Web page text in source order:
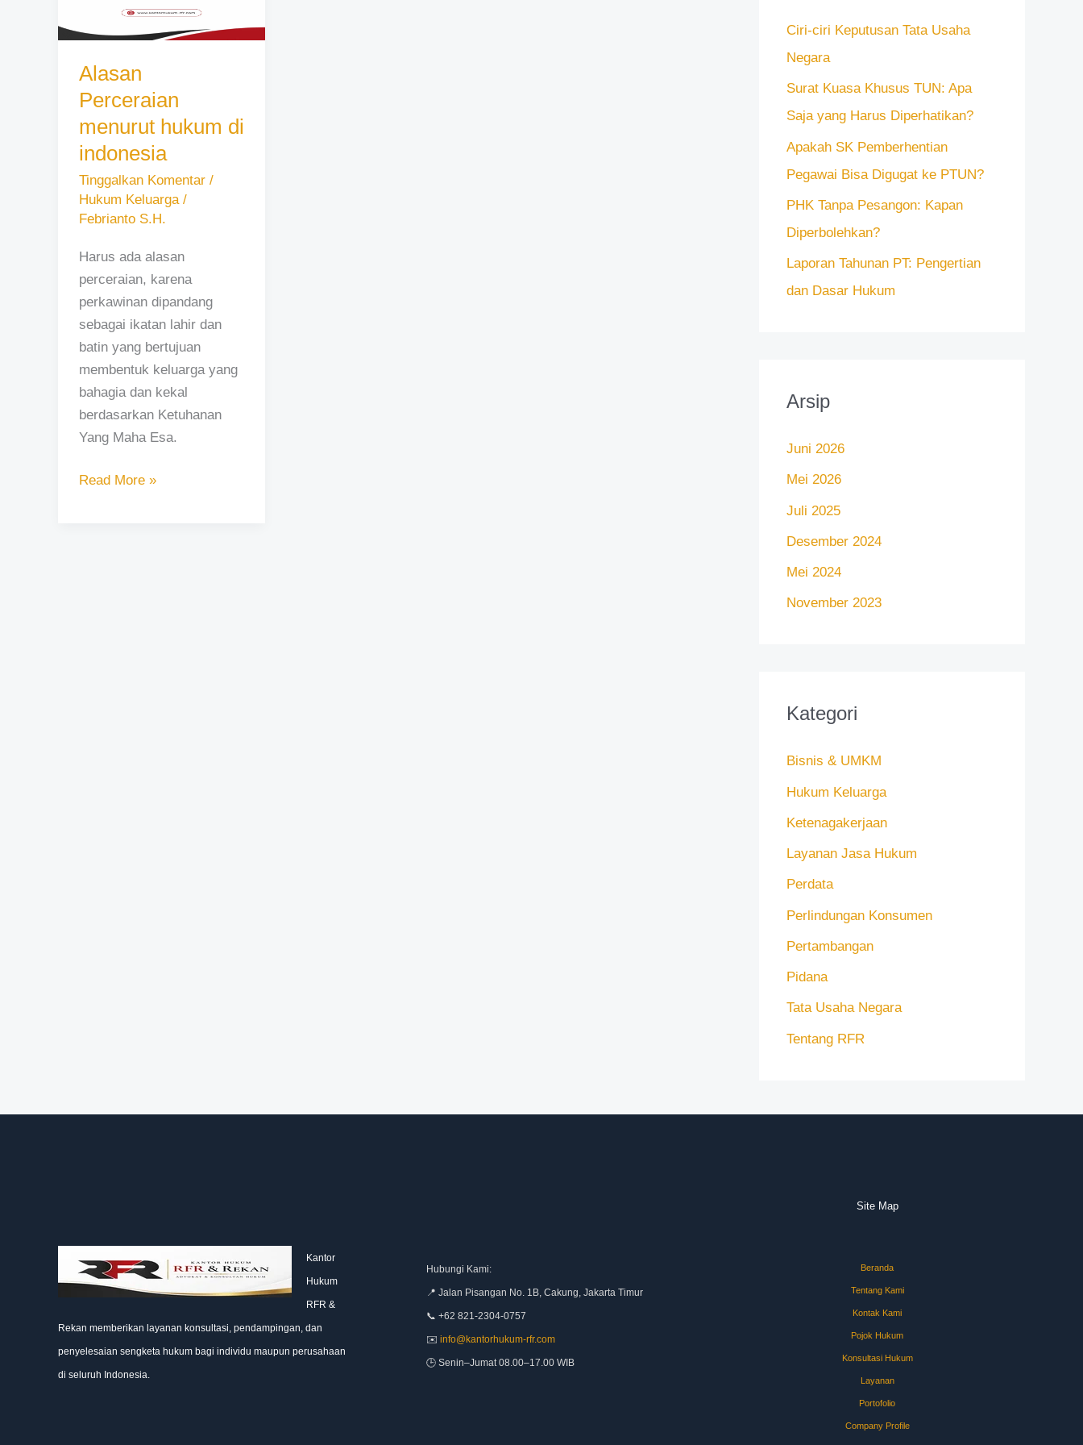
Alasan
Perceraian
menurut hukum di
indonesia
Tinggalkan Komentar /
Hukum Keluarga/
Febrianto S.H.
Harus ada alasan
perceraian, karena
perkawinan dipandang
sebagai ikatan lahir dan
batin yang bertujuan
membentuk keluarga yang
bahagia dan kekal
berdasarkan Ketuhanan
Yang Maha Esa.
Read More »
t
u
k
:
Ciri-ciri Keputusan Tata Usaha
Negara
Surat Kuasa Khusus TUN: Apa
Saja yang Harus Diperhatikan?
Apakah SK Pemberhentian
Pegawai Bisa Digugat ke PTUN?
PHK Tanpa Pesangon: Kapan
Diperbolehkan?
Laporan Tahunan PT: Pengertian
dan Dasar Hukum
Arsip
Juni 2026
Mei 2026
Juli 2025
Desember 2024
Mei 2024
November 2023
Kategori
Bisnis & UMKM
Hukum Keluarga
Ketenagakerjaan
Layanan Jasa Hukum
Perdata
Perlindungan Konsumen
Pertambangan
Pidana
Tata Usaha Negara
Tentang RFR
Kantor
Hukum
RFR &
Rekan memberikan layanan konsultasi, pendampingan, dan
penyelesaian sengketa hukum bagi individu maupun perusahaan
di seluruh Indonesia.
Hubungi Kami:
📍 Jalan Pisangan No. 1B, Cakung, Jakarta Timur
📞 +62 821-2304-0757
✉️ info@kantorhukum-rfr.com
🕒 Senin–Jumat 08.00–17.00 WIB
Site Map
Beranda
Tentang Kami
Kontak Kami
Pojok Hukum
Konsultasi Hukum
Layanan
Portofolio
Company Profile